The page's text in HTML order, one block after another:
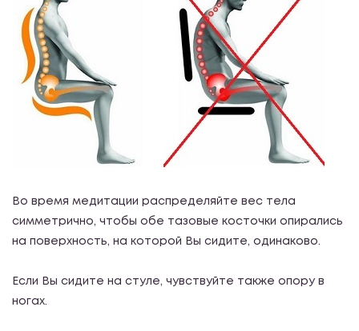
Во время медитации распределяйте вес тела
симметрично, чтобы обе тазовые косточки опирались
на поверхность, на которой Вы сидите, одинаково.
Если Вы сидите на стуле, чувствуйте также опору в
ногах.